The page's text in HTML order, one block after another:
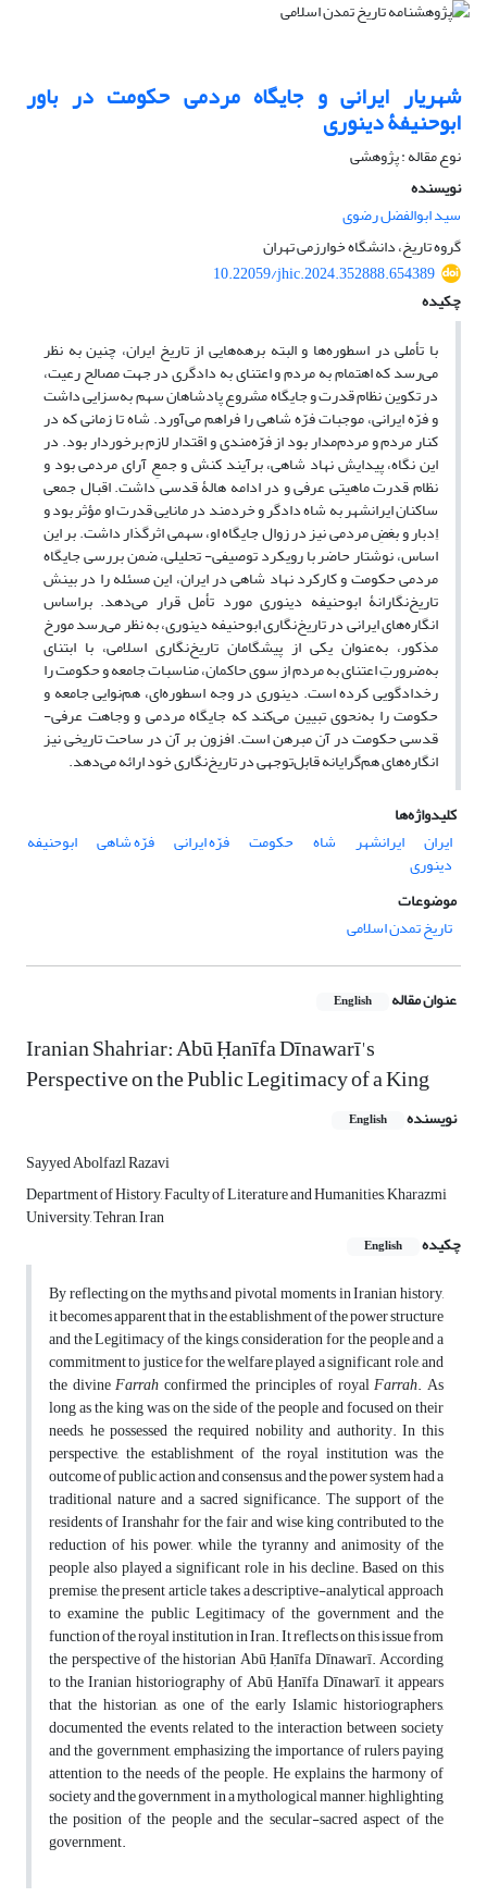
شهریار ایرانی و جایگاه مردمی حکومت در باور
ابوحنیفۀ دینوری
نوع مقاله : پژوهشی
نویسنده
سید ابوالفضل رضوی
گروه تاریخ، دانشگاه خوارزمی تهران
10.22059/jhic.2024.352888.654389
چکیده
با تأملی در اسطوره‌ها و البته برهه‌هایی از تاریخ ایران، چنین به نظر
می‌رسد که اهتمام به مردم و اعتنای به‌ دادگری در جهت مصالح رعیت،
در تکوین نظام قدرت و جایگاه مشروع پادشاهان سهم به‌سزایی داشت
و فرّه ایرانی، موجبات فرّه شاهی را فراهم می‌آورد. شاه تا زمانی که در
کنار مردم و مردم‌مدار بود از فرّه‌مندی و اقتدار لازم برخوردار بود. در
این نگاه، پیدایش نهاد شاهی، برآیند کنش و جمعِ آرای مردمی بود و
نظام قدرت ماهیتی عرفی و در ادامه هالۀ قدسی داشت. اقبال جمعی
ساکنان ایرانشهر به شاه دادگر و خردمند در مانایی قدرت او مؤثر بود و
اِدبار و بغضِ مردمی نیز در زوال جایگاه او، سهمی اثرگذار داشت. بر این
اساس، نوشتار حاضر با رویکرد توصیفی- تحلیلی، ضمن بررسی جایگاه
مردمی حکومت و کارکرد نهاد شاهی در ایران، این مسئله را در بینش
تاریخ‌نگارانۀ ابوحنیفه دینوری مورد تأمل قرار می‌دهد. براساس
انگاره‌های ایرانی در تاریخ‌نگاری ابوحنیفه دینوری، به نظر می‌رسد مورخ
مذکور، به‌عنوان یکی از پیشگامان تاریخ‌نگاری اسلامی، با ابتنای
به‌ضرورتِ اعتنای به مردم از سوی حاکمان، مناسبات جامعه و حکومت را
رخدادگویی کرده است. دینوری در وجه اسطوره‌ای، هم‌نوایی جامعه و
حکومت را به‌نحوی تبیین می‌کند که جایگاه مردمی و وجاهت عرفی-
قدسی حکومت در آن مبرهن است. افزون بر آن در ساحت تاریخی نیز
انگاره‌های هم‌گرایانه قابل‌توجهی در تاریخ‌نگاری خود ارائه می‌دهد.
کلیدواژه‌ها
ایران
ایرانشهر شاه حکومت فرّه ایرانی فرّه شاهی ابوحنیفه
دینوری
موضوعات
تاریخ تمدن اسلامی
عنوان مقاله English
Iranian Shahriar: Abū Ḥanīfa Dīnawarī's
Perspective on the Public Legitimacy of a King
نویسنده English
Sayyed Abolfazl Razavi
Department of History, Faculty of Literature and Humanities, Kharazmi
University, Tehran, Iran
چکیده
English
By reflecting on the myths and pivotal moments in Iranian history,
it becomes apparent that in the establishment of the power structure
and the Legitimacy of the kings, consideration for the people and a
commitment to justice for the welfare played a significant role, and
the divineFarrahconfirmed the principles of royalFarrah. As
long as the king was on the side of the people and focused on their
needs, he possessed the required nobility and authority. In this
perspective, the establishment of the royal institution was the
outcome of public action and consensus, and the power system had a
traditional nature and a sacred significance. The support of the
residents of Iranshahr for the fair and wise king contributed to the
reduction of his power, while the tyranny and animosity of the
people also played a significant role in his decline. Based on this
premise, the present article takes a descriptive-analytical approach
to examine the public Legitimacy of the government and the
function of the royal institution in Iran. It reflects on this issue from
the perspective of the historian Abū Ḥanīfa Dīnawarī. According
to the Iranian historiography of Abū Ḥanīfa Dīnawarī, it appears
that the historian, as one of the early Islamic historiographers,
documented the events related to the interaction between society
and the government, emphasizing the importance of rulers paying
attention to the needs of the people. He explains the harmony of
society and the government in a mythological manner, highlighting
the position of the people and the secular-sacred aspect of the
government.